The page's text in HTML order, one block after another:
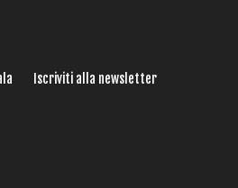
Iscriviti alla newsletter